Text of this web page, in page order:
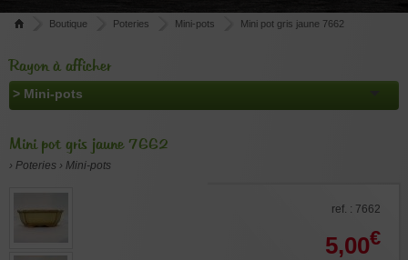
Boutique Poteries Mini-pots Mini pot gris jaune 7662
Rayon à afficher
Mini pot gris jaune 7662
› Poteries › Mini-pots
ref. : 7662
5,00€